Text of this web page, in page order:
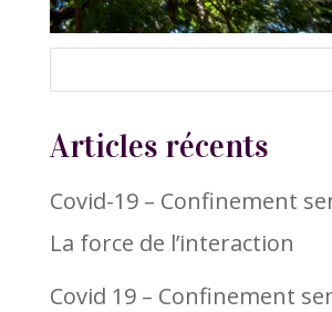
Articles récents
Covid-19 – Confinement
La force de l’interaction
Covid 19 – Confinement